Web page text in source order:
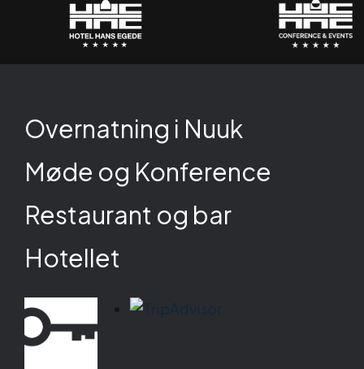
Overnatning i Nuuk
Møde og Konference
Restaurant og bar
Hotellet